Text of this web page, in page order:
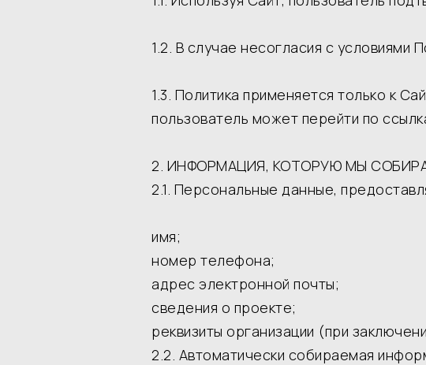
1.2. В случае несогласия с условиями
1.3. Политика применяется только к
пользователь может перейти по
2. ИНФОРМАЦИЯ, КОТОРУЮ МЫ
2.1. Персональные данные,
имя;
номер телефона;
адрес электронной почты;
сведения о проекте;
реквизиты организации (при
2.2. Автоматически собираемая